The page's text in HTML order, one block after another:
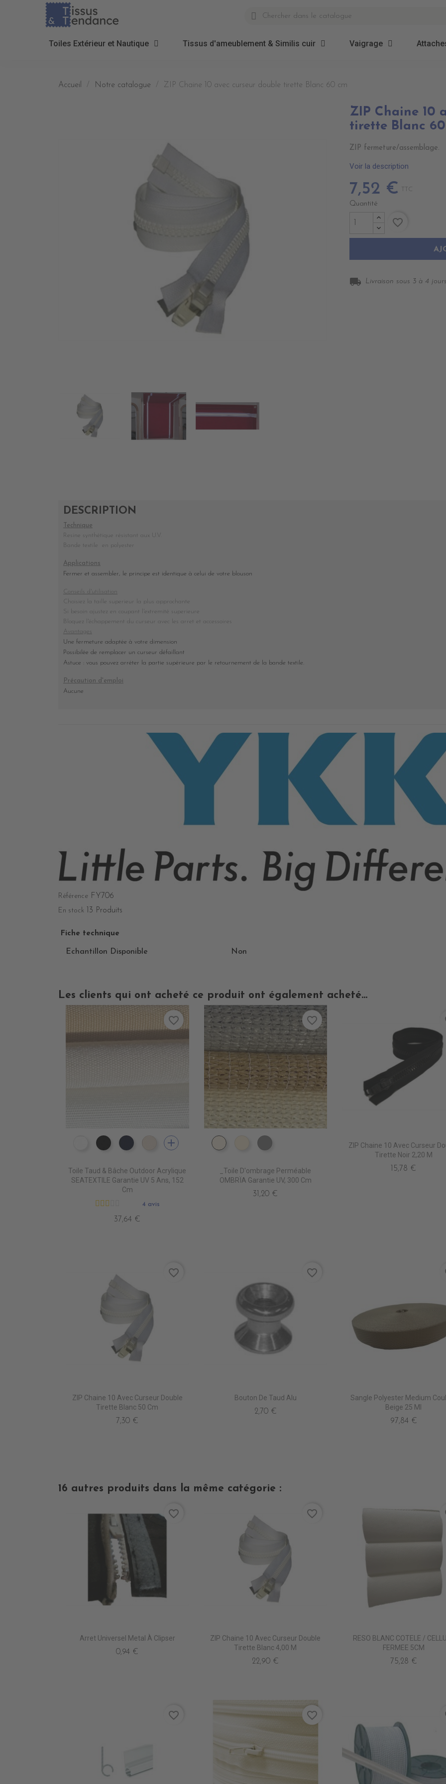
Toiles Extérieur et Nautique Tissus d'ameublement & Similis cuir Vaigrage
Accueil Notre catalogue ZIP Chaine 10 avec curseur double tirette Blanc 60 cm
ZIP Chaine 10
tirette Blanc
ZIP fermeture/assemblage.
Voir la description
7,52 € TTC
Quantité
favorite_border
local_shipping Livraison sous 3 à 4
DESCRIPTION
Technique
Resine synthétique résistant aux U.V.
Bande textile en polyester
Applications
Fermer et assembler, le principe est identique à celui de votre blouson
Conseils d'utilisation
Choisiez la taille superieur la plus approchante
Si besoin ajustez en coupant l'extremité superieure
Bloquez l'échappement du curseur avec les arret et accessoires
Avantages
Une fermeture adaptée à votre dimension
Possibilée de remplacer un curseur défaillant
Astuce : vous pouvez arréter la partie supérieure par le retournement de la bande textile.
Précaution d'emploi
Aucune
Référence FY706
En stock 13 Produits
Fiche technique
Echantillon Disponible Non
Les clients qui ont acheté ce produit ont également acheté...
PR0500 WHITE
PR0600 BLACK
PR0560 GRAND BANK
PR0520 OYSTER
add
Toile Taud & Bâche Outdoor Acrylique
SEATEXTILE Garantie UV 5 Ans, 152
Cm
4 avis
37,64 €
favorite_border
PS2000 NATUREL
PS2010 DESERT SAND
PS2020 GRIS
_Toile D'ombrage Perméable
OMBRÏA Garantie UV, 300 Cm
31,20 €
favorite_border
ZIP Chaine 10 Avec Curseur
Tirette Noir 2,20 M
15,78 €
ZIP Chaine 10 Avec Curseur Double
Tirette Blanc 50 Cm
7,30 €
favorite_border
Bouton De Taud Alu
2,70 €
favorite_border
Sangle Polyester Medium
Beige 25 Ml
97,84 €
16 autres produits dans la même catégorie :
Arret Universel Metal À Clipser
0,94 €
favorite_border
ZIP Chaine 10 Avec Curseur Double
Tirette Blanc 4,00 M
22,90 €
favorite_border
RESO BLANC COTELE /
FERMEE 5CM
75,28 €
favorite_border favorite_border